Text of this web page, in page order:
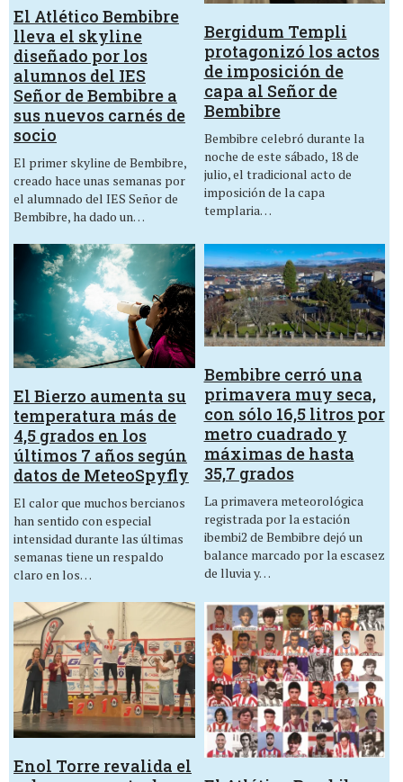
El Atlético Bembibre
lleva el skyline
diseñado por los
alumnos del IES
Señor de Bembibre a
sus nuevos carnés de
socio
El primer skyline de Bembibre,
creado hace unas semanas por
el alumnado del IES Señor de
Bembibre, ha dado un…
Bergidum Templi
protagonizó los actos
de imposición de
capa al Señor de
Bembibre
Bembibre celebró durante la
noche de este sábado, 18 de
julio, el tradicional acto de
imposición de la capa
templaria…
El Bierzo aumenta su
temperatura más de
4,5 grados en los
últimos 7 años según
datos de MeteoSpyfly
El calor que muchos bercianos
han sentido con especial
intensidad durante las últimas
semanas tiene un respaldo
claro en los…
Bembibre cerró una
primavera muy seca,
con sólo 16,5 litros por
metro cuadrado y
máximas de hasta
35,7 grados
La primavera meteorológica
registrada por la estación
ibembi2 de Bembibre dejó un
balance marcado por la escasez
de lluvia y…
Enol Torre revalida el